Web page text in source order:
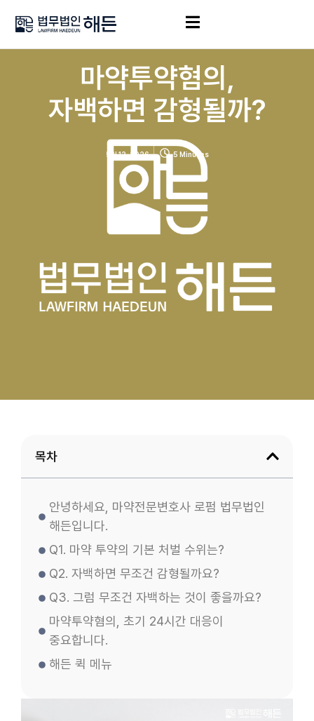
마약투약혐의,
자백하면 감형될까?
5월 12, 2026 5 Minutes
목차
안녕하세요, 마약전문변호사 로펌 법무법인
해든입니다.
Q1. 마약 투약의 기본 처벌 수위는?
Q2. 자백하면 무조건 감형될까요?
Q3. 그럼 무조건 자백하는 것이 좋을까요?
마약투약혐의, 초기 24시간 대응이
중요합니다.
해든 퀵 메뉴